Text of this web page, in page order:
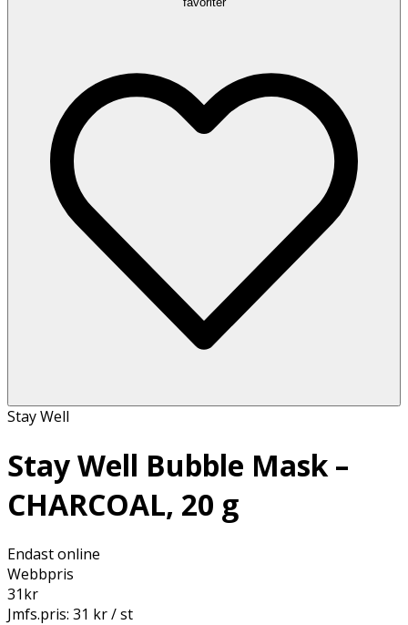
Stay Well
Stay Well Bubble Mask –
CHARCOAL, 20 g
Endast online
Webbpris
31kr
Jmfs.pris: 31 kr / st